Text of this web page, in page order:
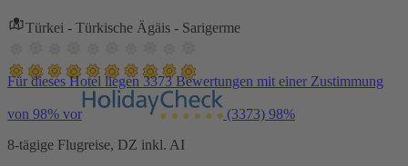
Türkei - Türkische Ägäis - Sarigerme
Für dieses Hotel liegen 3373 Bewertungen mit einer Zustimmung
von 98% vor (3373) 98%
8-tägige Flugreise, DZ inkl. AI